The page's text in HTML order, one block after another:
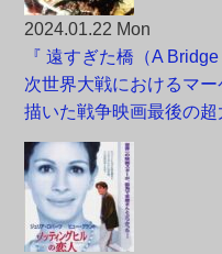
2024.01.22 Mon
『 遠すぎた橋（A
次世界大戦におけるマ
描いた戦争映画最後の超